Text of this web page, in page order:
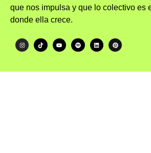
que nos impulsa y que lo colectivo es
donde ella crece.